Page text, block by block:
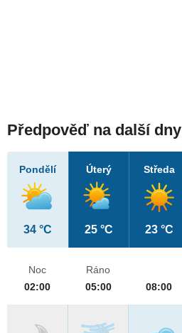
Předpověď na další dny
Pondělí
34 °C
Úterý
25 °C
Středa
23 °C
Noc
02:00
Ráno
05:00
08:00